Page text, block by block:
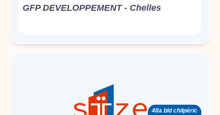
GFP DEVELOPPEMENT - Chelles
48a bld chilpéric